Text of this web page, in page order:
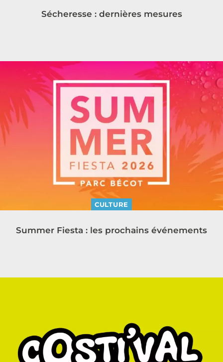
Sécheresse : dernières mesures
CULTURE
Summer Fiesta : les prochains événements